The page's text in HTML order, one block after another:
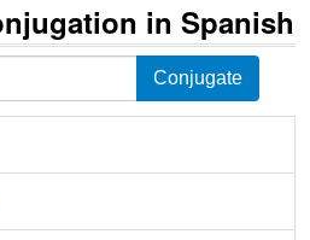
in Spanish